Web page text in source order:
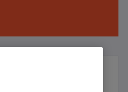
ja voita!